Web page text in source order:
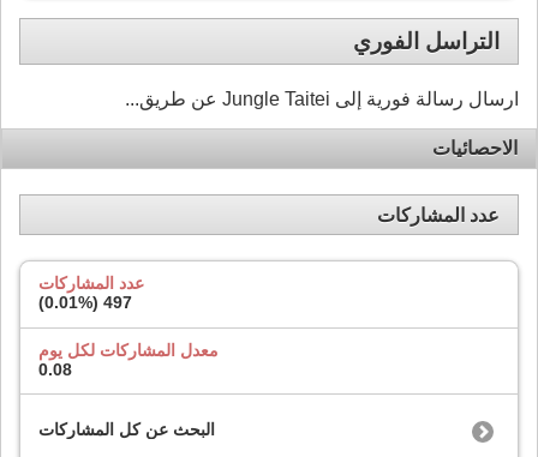
التراسل الفوري
ارسال رسالة فورية إلى Jungle Taitei عن طريق...
الاحصائيات
عدد المشاركات
عدد المشاركات
497 (
0.01%
)
معدل المشاركات لكل يوم
0.08
البحث عن كل المشاركات